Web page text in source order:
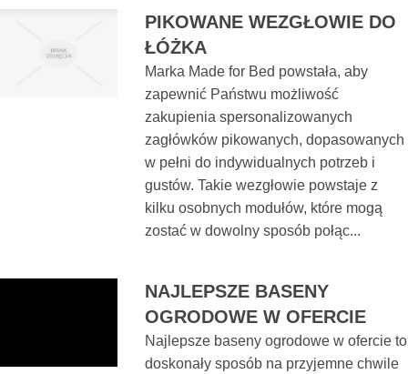
PIKOWANE WEZGŁOWIE DO
ŁÓŻKA
Marka Made for Bed powstała, aby
zapewnić Państwu możliwość
zakupienia spersonalizowanych
zagłówków pikowanych, dopasowanych
w pełni do indywidualnych potrzeb i
gustów. Takie wezgłowie powstaje z
kilku osobnych modułów, które mogą
zostać w dowolny sposób połąc...
NAJLEPSZE BASENY
OGRODOWE W OFERCIE
Najlepsze baseny ogrodowe w ofercie to
doskonały sposób na przyjemne chwile